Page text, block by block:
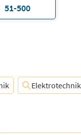
51-500
Elektrotechnik